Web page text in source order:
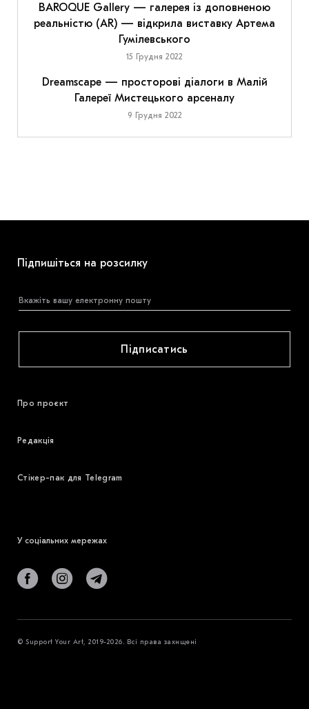
BAROQUE Gallery — галерея із доповненою
реальністю (AR) — відкрила виставку Артема
Гумілевського
15 Грудня 2022
Dreamscape — просторові діалоги в Малій
Галереї Мистецького арсеналу
9 Грудня 2022
Підпишіться на розсилку
Підписатись
Про проєкт
Редакція
Стікер-пак для Telegram
У соціальних мережах
© Support Your Art, 2019-2026. Всі права захищені